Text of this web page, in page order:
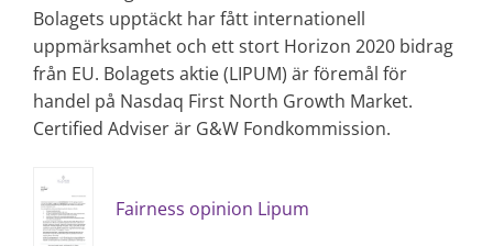
Bolagets upptäckt har fått internationell
uppmärksamhet och ett stort Horizon 2020 bidrag
från EU. Bolagets aktie (LIPUM) är föremål för
handel på Nasdaq First North Growth Market.
Certified Adviser är G&W Fondkommission.
Fairness opinion Lipum